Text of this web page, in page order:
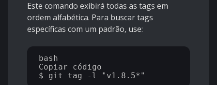
Este comando exibirá todas as tags em
ordem alfabética. Para buscar tags
específicas com um padrão, use:
bash
Copiar código